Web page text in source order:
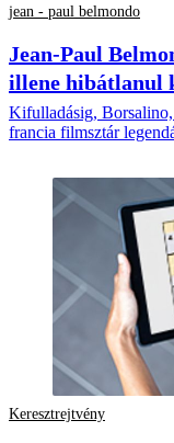
jean - paul belmondo
Jean-Paul
illene hibátlanul
Kifulladásig,
francia filmsztár
Keresztrejtvény